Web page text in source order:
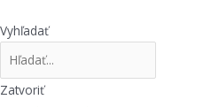
Vyhľadať
Zatvoriť